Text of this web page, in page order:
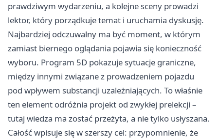
prawdziwym wydarzeniu, a kolejne sceny prowadzi
lektor, który porządkuje temat i uruchamia dyskusję.
Najbardziej odczuwalny ma być moment, w którym
zamiast biernego oglądania pojawia się konieczność
wyboru. Program 5D pokazuje sytuacje graniczne,
między innymi związane z prowadzeniem pojazdu
pod wpływem substancji uzależniających. To właśnie
ten element odróżnia projekt od zwykłej prelekcji –
tutaj wiedza ma zostać przeżyta, a nie tylko usłyszana.
Całość wpisuje się w szerszy cel: przypomnienie, że